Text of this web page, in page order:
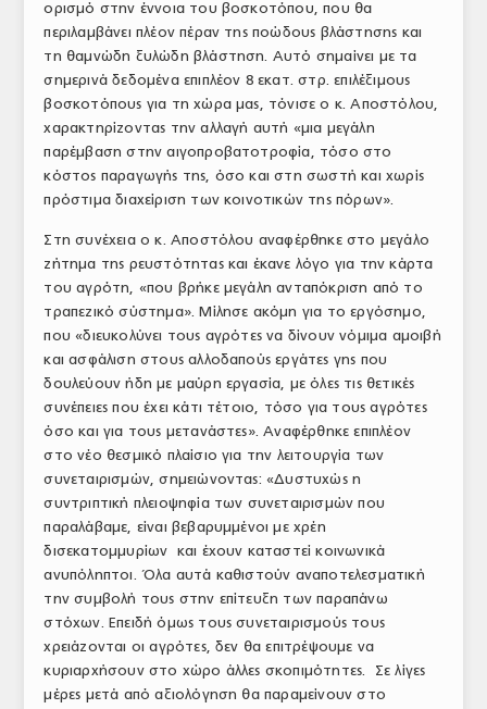
ΤΟ ΠΕΡΙΟΔΙΚΟ
Profile
ΑΡΧΕΙΟ ΤΕΥΧΩΝ
ΣΥΝΕΔΡΙΟ ΚΡΕΑΤΟΣ
ορισμό στην έννοια του βοσκοτόπου, που θα
περιλαμβάνει πλέον πέραν της ποώδους βλάστησης και
τη θαμνώδη ξυλώδη βλάστηση. Αυτό σημαίνει με τα
σημερινά δεδομένα επιπλέον 8 εκατ. στρ. επιλέξιμους
βοσκοτόπους για τη χώρα μας, τόνισε ο κ. Αποστόλου,
χαρακτηρίζοντας την αλλαγή αυτή «μια μεγάλη
παρέμβαση στην αιγοπροβατοτροφία, τόσο στο
κόστος παραγωγής της, όσο και στη σωστή και χωρίς
πρόστιμα διαχείριση των κοινοτικών της πόρων».
Στη συνέχεια ο κ. Αποστόλου αναφέρθηκε στο μεγάλο
ζήτημα της ρευστότητας και έκανε λόγο για την κάρτα
του αγρότη, «που βρήκε μεγάλη ανταπόκριση από το
τραπεζικό σύστημα». Μίλησε ακόμη για το εργόσημο,
που «διευκολύνει τους αγρότες να δίνουν νόμιμα αμοιβή
και ασφάλιση στους αλλοδαπούς εργάτες γης που
δουλεύουν ήδη με μαύρη εργασία, με όλες τις θετικές
συνέπειες που έχει κάτι τέτοιο, τόσο για τους αγρότες
όσο και για τους μετανάστες». Αναφέρθηκε επιπλέον
στο νέο θεσμικό πλαίσιο για την λειτουργία των
συνεταιρισμών, σημειώνοντας: «Δυστυχώς η
συντριπτική πλειοψηφία των συνεταιρισμών που
παραλάβαμε, είναι βεβαρυμμένοι με χρέη
δισεκατομμυρίων και έχουν καταστεί κοινωνικά
ανυπόληπτοι. Όλα αυτά καθιστούν αναποτελεσματική
την συμβολή τους στην επίτευξη των παραπάνω
στόχων. Επειδή όμως τους συνεταιρισμούς τους
χρειάζονται οι αγρότες, δεν θα επιτρέψουμε να
κυριαρχήσουν στο χώρο άλλες σκοπιμότητες. Σε λίγες
μέρες μετά από αξιολόγηση θα παραμείνουν στο